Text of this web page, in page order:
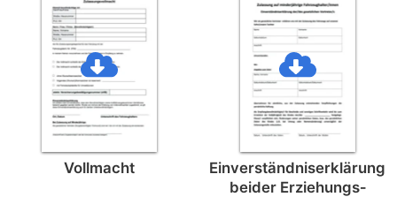
Vollmacht
Einverständnis­erklärung
beider Erziehungs­